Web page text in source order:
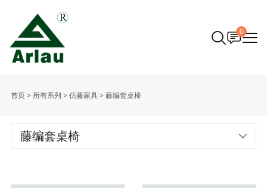
0
首页> 所有系列 > 仿藤家具> 藤编套桌椅
藤编套桌椅